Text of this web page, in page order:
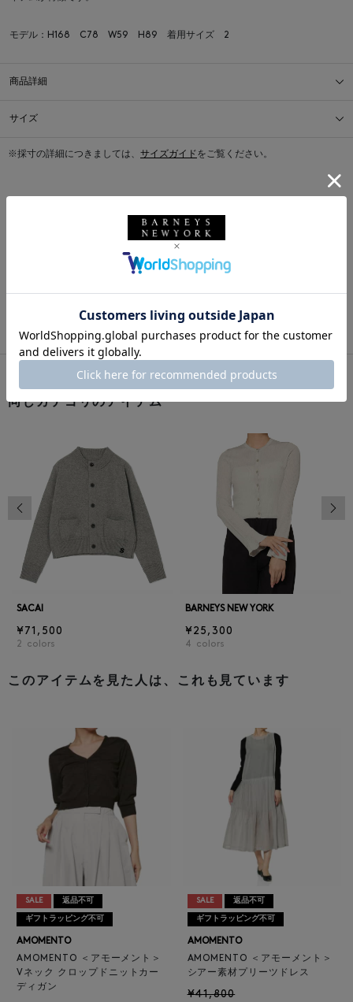
モデル：H168 C78 W59 H89 着用サイズ 2
商品詳細
サイズ
※採寸の詳細につきましては、 サイズガイドをご覧ください。
このアイテムをシェアする
同じカテゴリのアイテム
SACAI
¥71,500
2 colors
BARNEYS NEW YORK
¥25,300
4 colors
前の画像
このアイテムを見た人は、これも見ています
SALE 返品不可
ギフトラッピング不可
AMOMENTO
AMOMENTO ＜アモーメント＞
Vネック クロップドニットカー
ディガン
SALE 返品不可
ギフトラッピング不可
AMOMENTO
AMOMENTO ＜アモーメント＞
シアー素材プリーツドレス
¥41,800